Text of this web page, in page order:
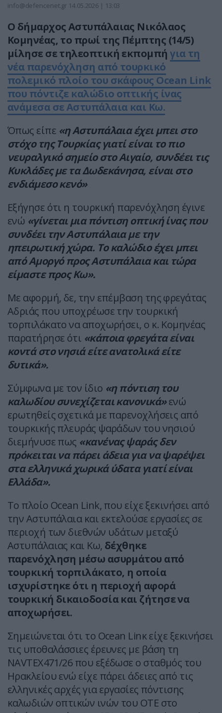
info@defencenet.gr 14.05.2026 | 13:03
Ο δήμαρχος Αστυπάλαιας Νικόλαος
Κομηνέας, το πρωί της Πέμπτης (14/5)
μίλησε σε τηλεοπτική εκπομπήγια τη
νέα παρενόχληση από τουρκικό
πολεμικό πλοίο του σκάφους Ocean Link
που πόντιζε καλώδιο οπτικής ίνας
ανάμεσα σε Αστυπάλαια και Κω.
Όπως είπε «η Αστυπάλαια έχει μπει στο
στόχο της Τουρκίας γιατί είναι το πιο
νευραλγικό σημείο στο Αιγαίο, συνδέει τις
Κυκλάδες με τα Δωδεκάνησα, είναι στο
ενδιάμεσο κενό»
Εξήγησε ότι η τουρκική παρενόχληση έγινε
ενώ «γίνεται μια πόντιση οπτική ίνας που
συνδέει την Αστυπάλαια με την
ηπειρωτική χώρα. Το καλώδιο έχει μπει
από Αμοργό προς Αστυπάλαια και τώρα
είμαστε προς Κω».
Με αφορμή, δε, την επέμβαση της φρεγάτας
Αδριάς που υποχρέωσε την τουρκική
τορπιλάκατο να αποχωρήσει, ο κ. Κομηνέας
παρατήρησε ότι «κάποια φρεγάτα είναι
κοντά στο νησιά είτε ανατολικά είτε
δυτικά».
Σύμφωνα με τον ίδιο «η πόντιση του
καλωδίου συνεχίζεται κανονικά»ενώ
ερωτηθείς σχετικά με παρενοχλήσεις από
τουρκικής πλευράς ψαράδων του νησιού
διεμήνυσε πως «κανένας ψαράς δεν
πρόκειται να πάρει άδεια για να ψαρέψει
στα ελληνικά χωρικά ύδατα γιατί είναι
Ελλάδα».
Το πλοίο Ocean Link, που είχε ξεκινήσει από
την Αστυπάλαια και εκτελούσε εργασίες σε
περιοχή των διεθνών υδάτων μεταξύ
Αστυπάλαιας και Κω, δέχθηκε
παρενόχληση μέσω ασυρμάτου από
τουρκική τορπιλάκατο, η οποία
ισχυρίστηκε ότι η περιοχή αφορά
τουρκική δικαιοδοσία και ζήτησε να
αποχωρήσει.
Σημειώνεται ότι το Ocean Linκ είχε ξεκινήσει
τις υποθαλάσσιες έρευνες με βάση τη
NAVTEX471/26 που εξέδωσε ο σταθμός του
Ηρακλείου ενώ είχε πάρει άδειες από τις
ελληνικές αρχές για εργασίες πόντισης
καλωδιών οπτικών ινών του ΟΤΕ στο